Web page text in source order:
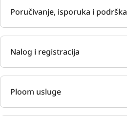
Poručivanje, isporuka i podrška
Nalog i registracija
Ploom usluge